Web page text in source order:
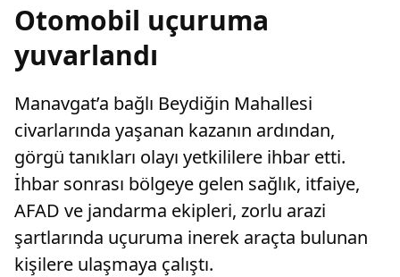
Otomobil uçuruma
yuvarlandı
Manavgat’a bağlı Beydiğin Mahallesi
civarlarında yaşanan kazanın ardından,
görgü tanıkları olayı yetkililere ihbar etti.
İhbar sonrası bölgeye gelen sağlık, itfaiye,
AFAD ve jandarma ekipleri, zorlu arazi
şartlarında uçuruma inerek araçta bulunan
kişilere ulaşmaya çalıştı.